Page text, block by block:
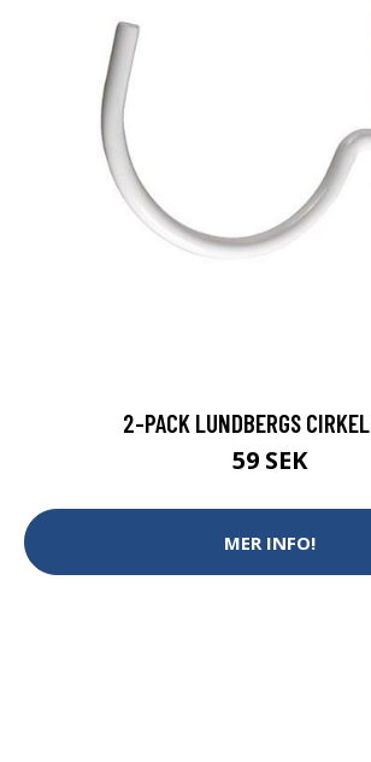
2-PACK LUNDBERGS
59 SEK
MER INFO!